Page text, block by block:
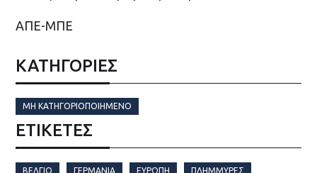
ΑΠΕ-ΜΠΕ
ΚΑΤΗΓΟΡΙΕΣ
ΜΗ ΚΑΤΗΓΟΡΙΟΠΟΙΗΜΈΝΟ
ΕΤΙΚΈΤΕΣ
ΒΈΛΓΙΟ ΓΕΡΜΑΝΊΑ ΕΥΡΏΠΗ ΠΛΗΜΜΎΡΕΣ